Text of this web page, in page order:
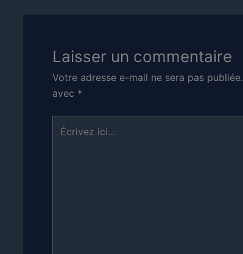
Laisser un commentaire
Votre adresse e-mail ne sera pas publiée.
avec *
Écrivez
ici…